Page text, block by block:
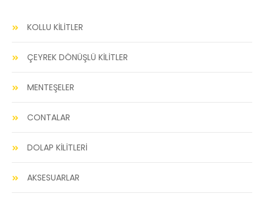
KOLLU KİLİTLER
ÇEYREK DÖNÜŞLÜ KİLİTLER
MENTEŞELER
CONTALAR
DOLAP KİLİTLERİ
AKSESUARLAR